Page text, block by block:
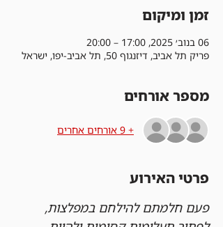
זמן ומיקום
06 בנוב׳ 2025, 17:00 – 20:00
פריק תל אביב, דיזנגוף 50, תל אביב-יפו, ישראל
מספר אורחים
+ 9 אורחים אחרים
פרטי האירוע
פעם חלמתם להילחם במפלצות,